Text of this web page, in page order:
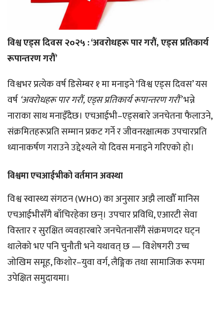
विश्व एड्स दिवस २०२५ : ‘अवरोधहरू पार गरौं, एड्स प्रतिकार्य
रूपान्तरण गरौं’
विश्वभर प्रत्येक वर्ष डिसेम्बर १ मा मनाइने ‘विश्व एड्स दिवस’ यस
वर्ष‘अवरोधहरू पार गरौं, एड्स प्रतिकार्य रूपान्तरण गरौं’भन्ने
नाराका साथ मनाइँदैछ। एचआईभी–एड्सबारे जनचेतना फैलाउने,
संक्रमितहरूप्रति सम्मान प्रकट गर्ने र जीवनरक्षात्मक उपचारप्रति
ध्यानाकर्षण गराउने उद्देश्यले यो दिवस मनाइने गरिएको हो।
विश्वमा एचआईभीको वर्तमान अवस्था
विश्व स्वास्थ्य संगठन (WHO) का अनुसार अझै लाखौँ मानिस
एचआईभीसँगै बाँचिरहेका छन्। उपचार प्रविधि, एआरटी सेवा
विस्तार र सुरक्षित व्यवहारबारे जनचेतनासँगै संक्रमणदर घट्न
थालेको भए पनि चुनौती भने यथावत् छ — विशेषगरी उच्च
जोखिम समूह, किशोर–युवा वर्ग, लैङ्गिक तथा सामाजिक रूपमा
उपेक्षित समुदायमा।